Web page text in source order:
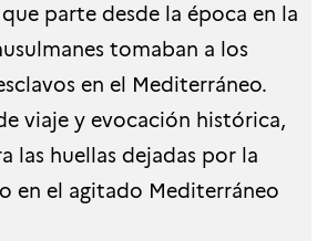
parte desde la época en la
tomaban a los
en el Mediterráneo.
viaje y evocación histórica,
las huellas dejadas por la
en el agitado Mediterráneo